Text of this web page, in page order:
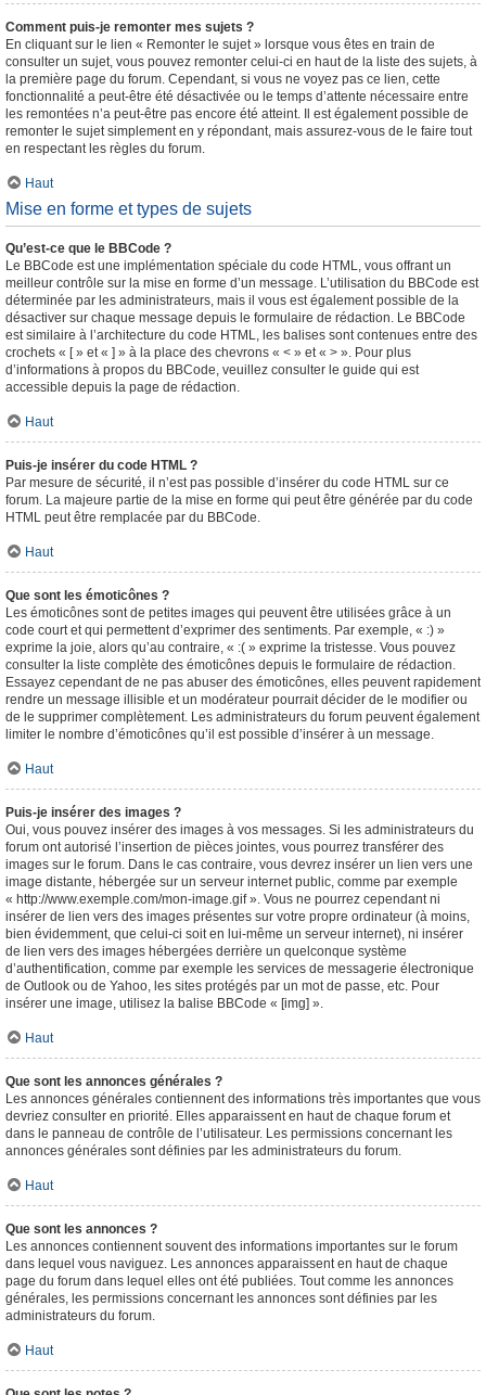
Comment puis-je remonter mes sujets ?
En cliquant sur le lien « Remonter le sujet » lorsque vous êtes en train de
consulter un sujet, vous pouvez remonter celui-ci en haut de la liste des sujets, à
la première page du forum. Cependant, si vous ne voyez pas ce lien, cette
fonctionnalité a peut-être été désactivée ou le temps d’attente nécessaire entre
les remontées n’a peut-être pas encore été atteint. Il est également possible de
remonter le sujet simplement en y répondant, mais assurez-vous de le faire tout
en respectant les règles du forum.
Haut
Mise en forme et types de sujets
Qu’est-ce que le BBCode ?
Le BBCode est une implémentation spéciale du code HTML, vous offrant un
meilleur contrôle sur la mise en forme d’un message. L’utilisation du BBCode est
déterminée par les administrateurs, mais il vous est également possible de la
désactiver sur chaque message depuis le formulaire de rédaction. Le BBCode
est similaire à l’architecture du code HTML, les balises sont contenues entre des
crochets « [ » et « ] » à la place des chevrons « < » et « > ». Pour plus
d’informations à propos du BBCode, veuillez consulter le guide qui est
accessible depuis la page de rédaction.
Haut
Puis-je insérer du code HTML ?
Par mesure de sécurité, il n’est pas possible d’insérer du code HTML sur ce
forum. La majeure partie de la mise en forme qui peut être générée par du code
HTML peut être remplacée par du BBCode.
Haut
Que sont les émoticônes ?
Les émoticônes sont de petites images qui peuvent être utilisées grâce à un
code court et qui permettent d’exprimer des sentiments. Par exemple, « :) »
exprime la joie, alors qu’au contraire, « :( » exprime la tristesse. Vous pouvez
consulter la liste complète des émoticônes depuis le formulaire de rédaction.
Essayez cependant de ne pas abuser des émoticônes, elles peuvent rapidement
rendre un message illisible et un modérateur pourrait décider de le modifier ou
de le supprimer complètement. Les administrateurs du forum peuvent également
limiter le nombre d’émoticônes qu’il est possible d’insérer à un message.
Haut
Puis-je insérer des images ?
Oui, vous pouvez insérer des images à vos messages. Si les administrateurs du
forum ont autorisé l’insertion de pièces jointes, vous pourrez transférer des
images sur le forum. Dans le cas contraire, vous devrez insérer un lien vers une
image distante, hébergée sur un serveur internet public, comme par exemple
« http://www.exemple.com/mon-image.gif ». Vous ne pourrez cependant ni
insérer de lien vers des images présentes sur votre propre ordinateur (à moins,
bien évidemment, que celui-ci soit en lui-même un serveur internet), ni insérer
de lien vers des images hébergées derrière un quelconque système
d’authentification, comme par exemple les services de messagerie électronique
de Outlook ou de Yahoo, les sites protégés par un mot de passe, etc. Pour
insérer une image, utilisez la balise BBCode « [img] ».
Haut
Que sont les annonces générales ?
Les annonces générales contiennent des informations très importantes que vous
devriez consulter en priorité. Elles apparaissent en haut de chaque forum et
dans le panneau de contrôle de l’utilisateur. Les permissions concernant les
annonces générales sont définies par les administrateurs du forum.
Haut
Que sont les annonces ?
Les annonces contiennent souvent des informations importantes sur le forum
dans lequel vous naviguez. Les annonces apparaissent en haut de chaque
page du forum dans lequel elles ont été publiées. Tout comme les annonces
générales, les permissions concernant les annonces sont définies par les
administrateurs du forum.
Haut